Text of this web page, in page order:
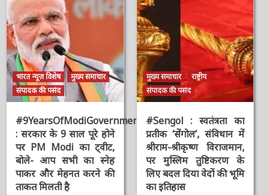
भारत न्यूज़ विशेष
मुख्य समाचार
संपादक की पसंद
#9YearsOfModiGovernment
: सरकार के 9 साल पूरे होने
पर PM Modi का ट्वीट,
बोले- आप सभी का स्नेह
पाकर और मेहनत करने की
ताकत मिलती है
मुख्य समाचार
राष्ट्रीय
संपादक की पसंद
#Sengol : स्वतंत्रता का
प्रतीक ‘सेंगोल’, संविधान में
श्रीराम-श्रीकृष्ण विराजमान,
पर मुस्लिम तुष्टिकरण के
लिए बदल दिया वेदों की भूमि
का इतिहास